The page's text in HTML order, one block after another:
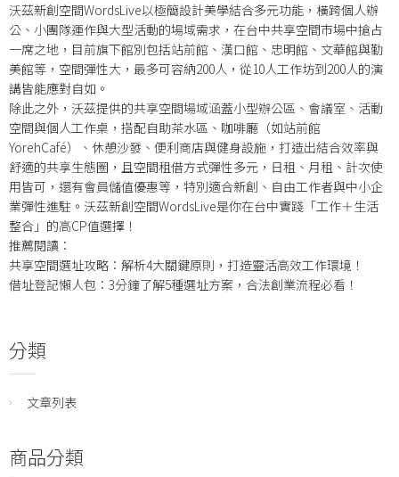
沃茲新創空間WordsLive以極簡設計美學結合多元功能，橫跨個人辦
公、小團隊運作與大型活動的場域需求，在台中共享空間市場中搶占
一席之地，目前旗下館別包括站前館、漢口館、忠明館、文華館與勤
美館等，空間彈性大，最多可容納200人，從10人工作坊到200人的演
講皆能應對自如。
除此之外，沃茲提供的共享空間場域涵蓋小型辦公區、會議室、活動
空間與個人工作桌，搭配自助茶水區、咖啡廳（如站前館
YorehCafé）、休憩沙發、便利商店與健身設施，打造出結合效率與
舒適的共享生態圈，且空間租借方式彈性多元，日租、月租、計次使
用皆可，還有會員儲值優惠等，特別適合新創、自由工作者與中小企
業彈性進駐。沃茲新創空間WordsLive是你在台中實踐「工作＋生活
整合」的高CP值選擇！
推薦閱讀：
共享空間選址攻略：解析4大關鍵原則，打造靈活高效工作環境！
借址登記懶人包：3分鐘了解5種選址方案，合法創業流程必看！
分類
文章列表
商品分類